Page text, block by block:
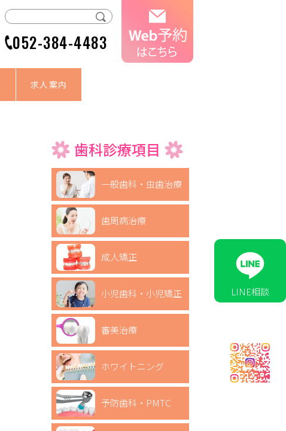
052-384-4483
求人案内
歯科診療項目
一般歯科・虫歯治療
歯周病治療
成人矯正
小児歯科・小児矯正
審美治療
ホワイトニング
予防歯科・PMTC
LINE相談